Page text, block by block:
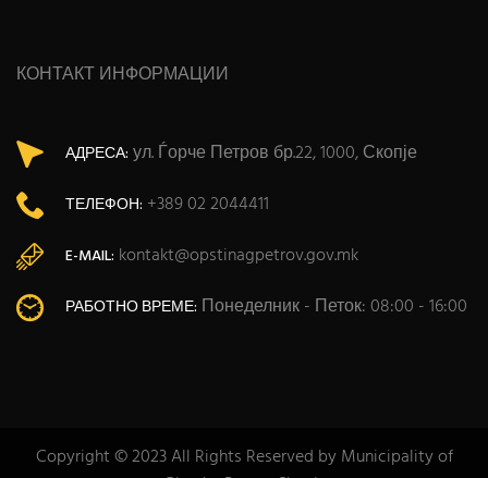
КОНТАКТ ИНФОРМАЦИИ
АДРЕСА: ул. Ѓорче Петров бр.22, 1000, Скопје
ТЕЛЕФОН: +389 02 2044411
E-MAIL: kontakt@opstinagpetrov.gov.mk
РАБОТНО ВРЕМЕ: Понеделник - Петок: 08:00 - 16:00
Copyright © 2023 All Rights Reserved by Municipality of